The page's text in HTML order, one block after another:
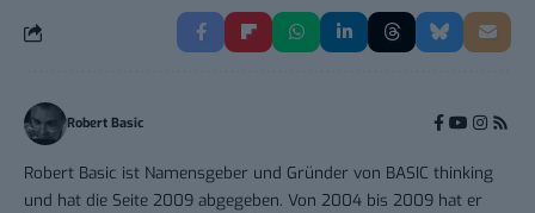
Robert Basic
Robert Basic ist Namensgeber und Gründer von BASIC thinking
und hat die Seite 2009 abgegeben. Von 2004 bis 2009 hat er